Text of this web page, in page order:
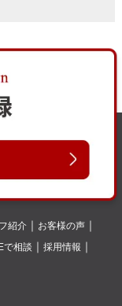
紹介
お客様の声
で相談
採用情報